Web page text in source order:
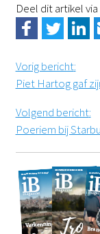
Deel dit artikel via
Vorig bericht:
Piet Hartog gaf
Volgend bericht:
Poeriem bij